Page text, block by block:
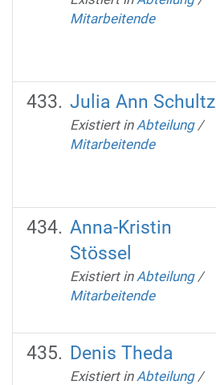
Mitarbeitende
Julia Ann Schultz
Existiert in Abteilung /
Mitarbeitende
Anna-Kristin
Stössel
Existiert in Abteilung /
Mitarbeitende
Denis Theda
Existiert in Abteilung /